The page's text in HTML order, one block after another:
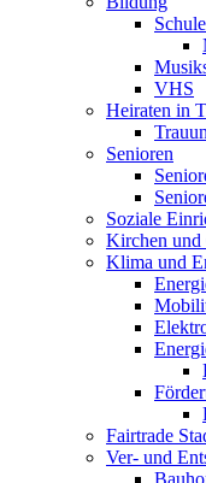
VHS
Heiraten in
Senioren
Soziale
Kirchen und
Klima und
Fairtrade
Ver- und